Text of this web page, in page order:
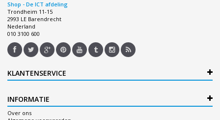
Shop - De ICT afdeling
Trondheim 11-15
2993 LE Barendrecht
Nederland
010 3100 600
KLANTENSERVICE
INFORMATIE
Over ons